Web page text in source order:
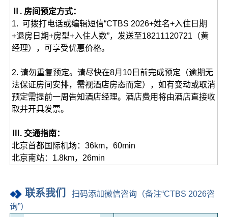
Ⅱ. 房间预定方式：
1. 可拨打电话或编辑短信“CTBS 2026+姓名+入住日期
+退房日期+房型+入住人数”，发送至18211120721（黄
经理），可享受优惠价格。
2. 请勿重复预定。请尽快在8月10日前完成预定（逾期无
法保证房间安排，需视酒店房态而定），如有变动或取消
预定需提前一周告知酒店经理。酒店费用将由酒店直接收
取并开具发票。
Ⅲ. 交通指南：
北京首都国际机场：36km，60min
北京南站：1.8km，26min
联系我们扫码添加微信咨询（备注“CTBS 2026咨
询”）